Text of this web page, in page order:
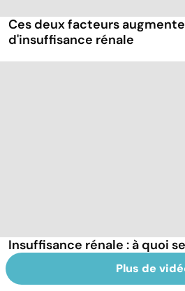
Ces deux facteurs
d'insuffisance rénale
Insuffisance rénale : à quoi
Plus de